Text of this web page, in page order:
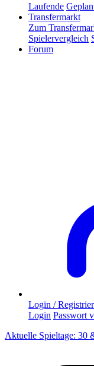
Laufende
Transfermarkt
Zum
Spielervergleich
Forum
Login /
Login Passwort
Aktuelle Spieltage: 30